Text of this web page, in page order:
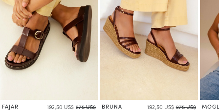
FAJAR 192,50 US$ 275 US$
BRUNA 192,50 US$ 275 US$